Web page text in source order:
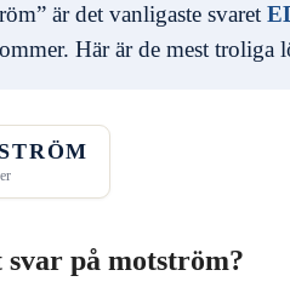
är det vanligaste svaret
Här är de mest troliga
på motström?